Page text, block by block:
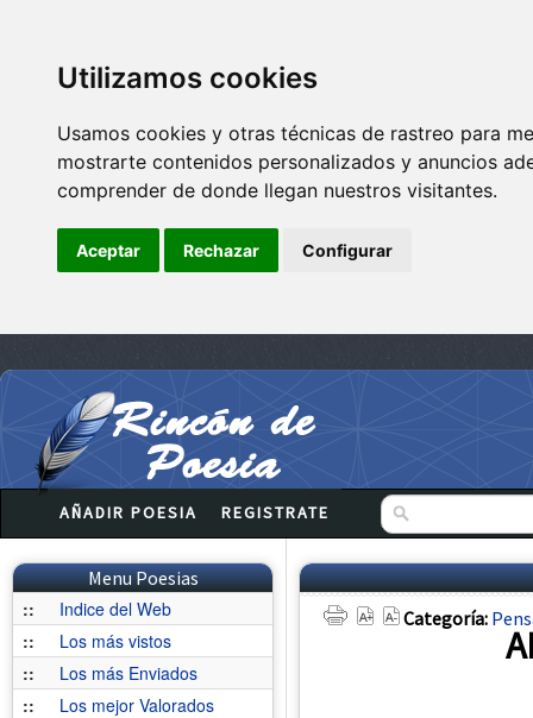
Utilizamos cookies
Usamos cookies y otras técnicas de rastreo para
mostrarte contenidos personalizados y anuncios
comprender de donde llegan nuestros visitantes.
Aceptar Rechazar Configurar
AÑADIR POESIA REGISTRATE
Menu Poesias
::
Indice del Web
::
Los más vistos
::
Los más Enviados
::
Los mejor Valorados
Categoría: